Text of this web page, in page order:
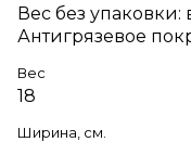
Вес без упаковки:
Антигрязевое
Вес
18
Ширина, см.